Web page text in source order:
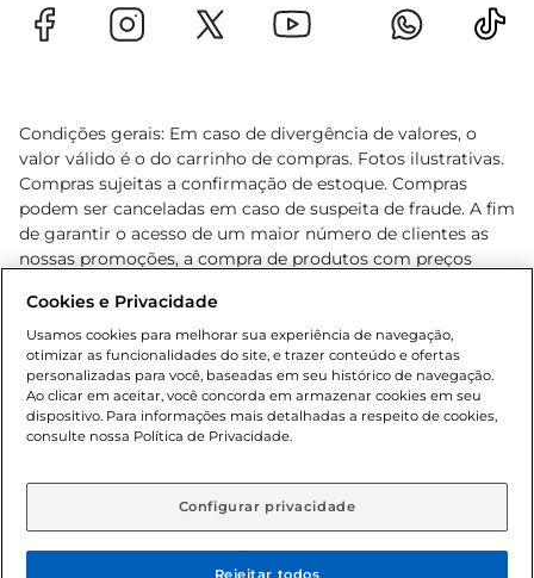
Condições gerais: Em caso de divergência de valores, o
valor válido é o do carrinho de compras. Fotos ilustrativas.
Compras sujeitas a confirmação de estoque. Compras
podem ser canceladas em caso de suspeita de fraude. A fim
de garantir o acesso de um maior número de clientes as
nossas promoções, a compra de produtos com preços
cliente. Os preços, ofertas e condições são exclusivos para
o e-commerce e válidos durante o dia de hoje, podendo
sofrer alterações sem prévia notificação. Proibida a venda
de bebidas alcoólicas para menores de 18 anos, conforme
Lei n.º 8069/90, art. 81, inciso II (Estatuto da Criança e do
Adolescente). Preços e condições exclusivos para o
aviso prévio. O valor mínimo para as compras on-line é de
Cookies e Privacidade
Usamos cookies para melhorar sua experiência de navegação,
otimizar as funcionalidades do site, e trazer conteúdo e ofertas
personalizadas para você, baseadas em seu histórico de navegação.
Ao clicar em aceitar, você concorda em armazenar cookies em seu
dispositivo. Para informações mais detalhadas a respeito de cookies,
consulte nossa Política de Privacidade.
Configurar privacidade
Rejeitar todos